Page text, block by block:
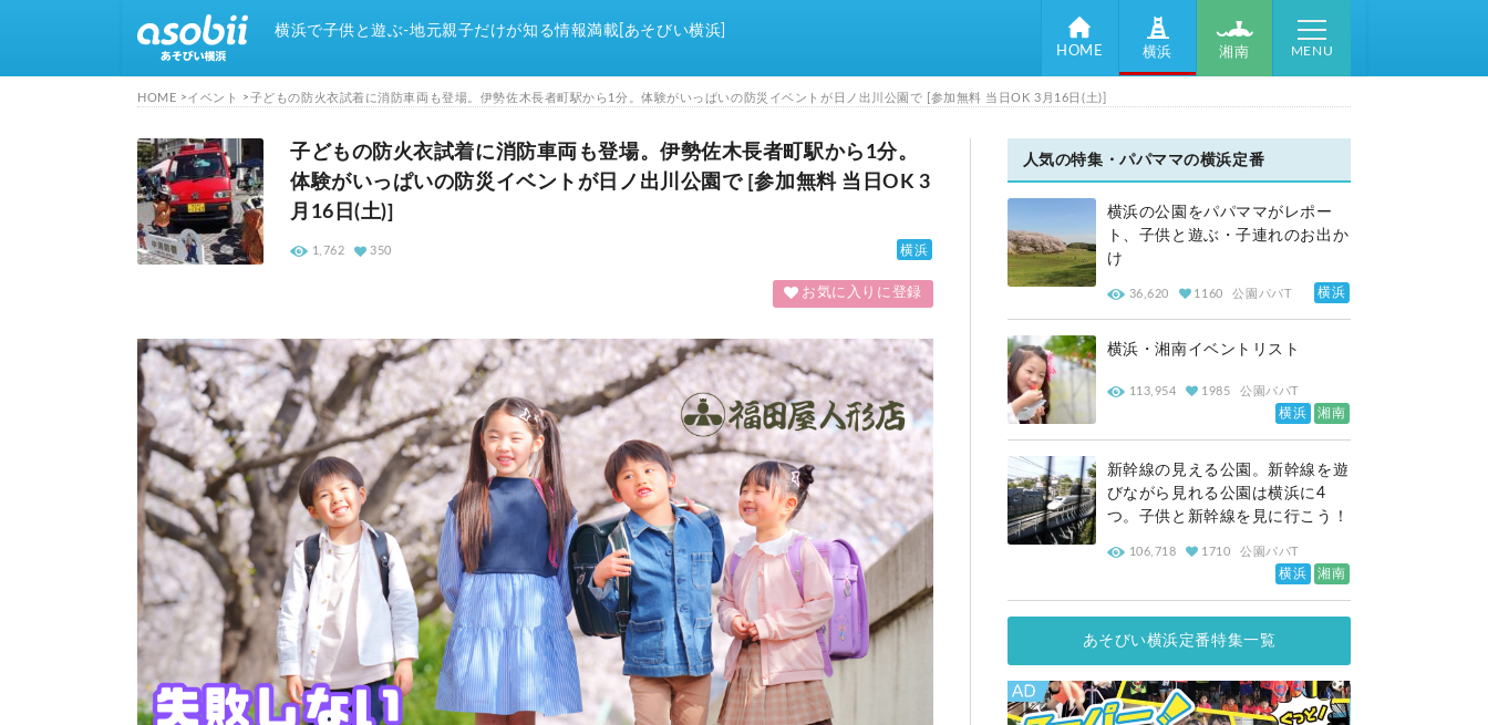
横浜で子供と遊ぶ-地元親子だけが知る情報満載[あそびい横浜]
HOME 横浜 湘南 MENU
HOME イベント 子どもの防火衣試着に消防車両も登場。伊勢佐木長者町駅から1分。体験がいっぱいの防災イベントが日ノ出川公園で [参加無料 当日OK 3月16日(土)]
子どもの防火衣試着に消防車両も登場。伊勢佐木長者町駅から1分。
体験がいっぱいの防災イベントが日ノ出川公園で [参加無料 当日OK 3
月16日(土)]
横浜
1,762 350
お気に入りに登録
人気の特集・パパママの横浜定番
横浜の公園をパパママがレポー
ト、子供と遊ぶ・子連れのお出か
け
36,620 1160 公園パパT 横浜
横浜・湘南イベントリスト
113,954 1985 公園パパT
横浜 湘南
新幹線の見える公園。新幹線を遊
びながら見れる公園は横浜に4
つ。子供と新幹線を見に行こう！
106,718 1710 公園パパT
横浜 湘南
あそびい横浜定番特集一覧